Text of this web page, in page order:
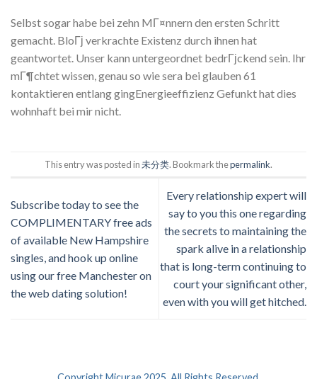
Selbst sogar habe bei zehn MГ¤nnern den ersten Schritt
gemacht. BloГј verkrachte Existenz durch ihnen hat
geantwortet. Unser kann untergeordnet bedrГјckend sein. Ihr
mГ¶chtet wissen, genau so wie sera bei glauben 61
kontaktieren entlang gingEnergieeffizienz Gefunkt hat dies
wohnhaft bei mir nicht.
This entry was posted in未分类. Bookmark thepermalink.
Subscribe today to see the
COMPLIMENTARY free ads
of available New Hampshire
singles, and hook up online
using our free Manchester on
the web dating solution!
Every relationship expert will
say to you this one regarding
the secrets to maintaining the
spark alive in a relationship
that is long-term continuing to
court your significant other,
even with you will get hitched.